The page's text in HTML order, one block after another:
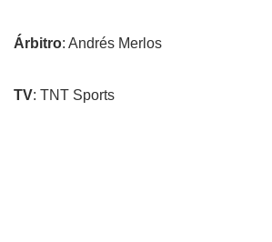
Árbitro: Andrés Merlos
TV: TNT Sports